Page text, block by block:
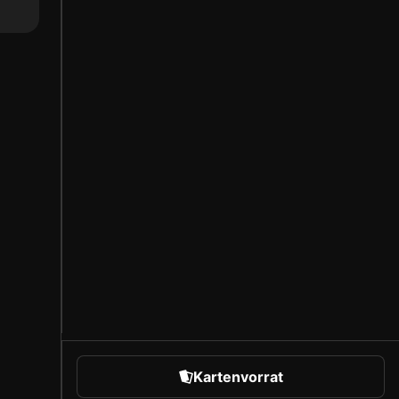
Kartenvorrat